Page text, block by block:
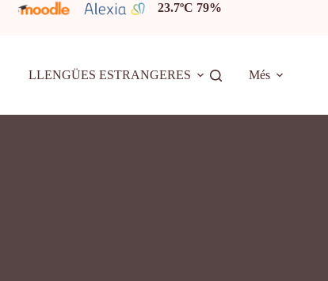
23.7ºC 79%
LLENGÜES ESTRANGERES Més